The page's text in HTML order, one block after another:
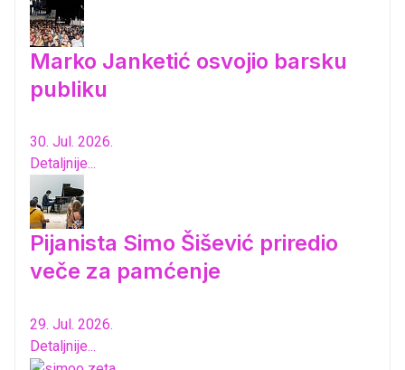
Marko Janketić osvojio barsku
publiku
30. Jul. 2026.
Detaljnije...
Pijanista Simo Šišević priredio
veče za pamćenje
29. Jul. 2026.
Detaljnije...